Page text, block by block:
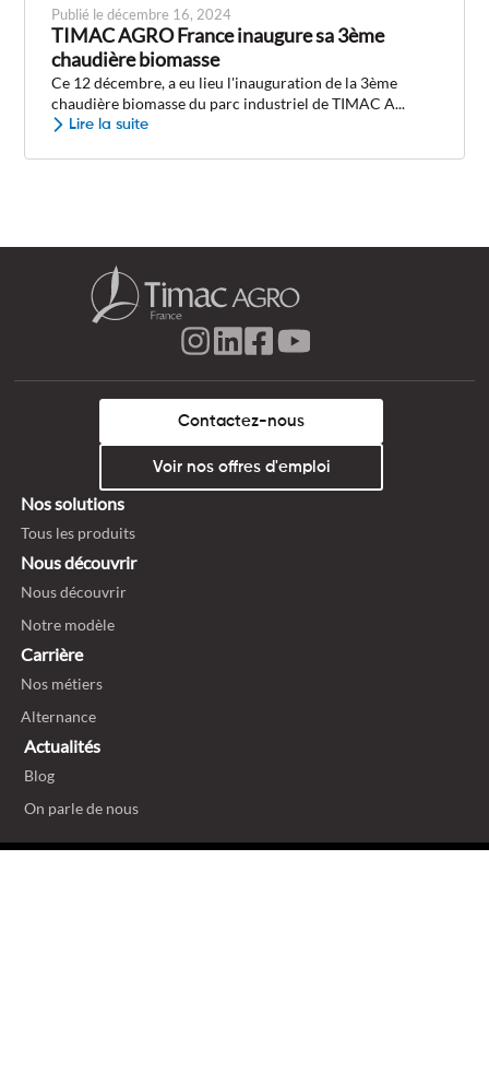
Publié le décembre 16, 2024
TIMAC AGRO France inaugure sa 3ème
chaudière biomasse
Ce 12 décembre, a eu lieu l'inauguration de la 3ème
chaudière biomasse du parc industriel de TIMAC A...
Lire la suite
Nos solutions
Tous les produits
Nous découvrir
Nous découvrir
Notre modèle
Carrière
Nos métiers
Alternance
Actualités
Blog
On parle de nous
Contactez-nous
Voir nos offres d'emploi